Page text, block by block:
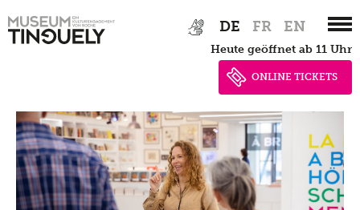
Hauptnavigation
to
DE FR EN
heute geöffnet ab 11 Uhr
ONLINE TICKETS